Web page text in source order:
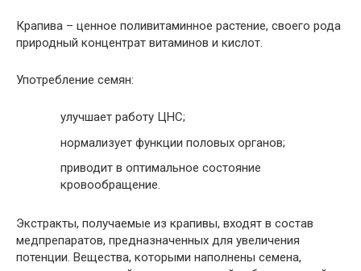
Крапива – ценное поливитаминное растение, своего рода
природный концентрат витаминов и кислот.
Употребление семян:
улучшает работу ЦНС;
нормализует функции половых органов;
приводит в оптимальное состояние
кровообращение.
Экстракты, получаемые из крапивы, входят в состав
медпрепаратов, предназначенных для увеличения
потенции. Вещества, которыми наполнены семена,